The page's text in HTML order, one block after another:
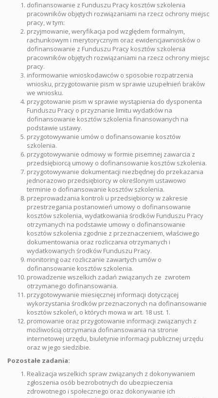
dofinansowanie z Funduszu Pracy kosztów szkolenia
pracowników objętych rozwiązaniami na rzecz ochrony miejsc
pracy, w tym:
przyjmowanie, weryfikacja pod względem formalnym,
rachunkowym i merytorycznym oraz ewidencjawniosków o
dofinansowanie z Funduszu Pracy kosztów szkolenia
pracowników objętych rozwiązaniami na rzecz ochrony miejsc
pracy.
informowanie wnioskodawców o sposobie rozpatrzenia
wniosku, przygotowanie pism w sprawie uzupełnień braków
we wniosku.
przygotowanie pism w sprawie wystąpienia do dysponenta
Funduszu Pracy o przyznanie limitu wydatków na
dofinansowanie kosztów szkolenia finansowanych na
podstawie ustawy.
przygotowywanie umów o dofinansowanie kosztów
szkolenia.
przygotowywanie odmowy w formie pisemnej zawarcia z
przedsiębiorcą umowy o dofinansowanie kosztów szkolenia.
przygotowywanie dokumentacji niezbędnej do przekazania
jednorazowo przedsiębiorcy w określonym ustawowo
terminie o dofinansowanie kosztów szkolenia.
przeprowadzania kontroli u przedsiębiorcy w zakresie
przestrzegania postanowień umowy o dofinansowanie
kosztów szkolenia, wydatkowania środków Funduszu Pracy
otrzymanych na podstawie umowy o dofinansowanie
kosztów szkolenia zgodnie z przeznaczeniem, właściwego
dokumentowania oraz rozliczania otrzymanych i
wydatkowanych środków Funduszu Pracy.
monitoring oaz rozliczanie zawartych umów o
dofinansowanie kosztów szkolenia.
prowadzenie wszelkich zadań związanych ze zwrotem
otrzymanego dofinansowania.
przygotowywanie miesięcznej informacji dotyczącej
wykorzystania środków przeznaczonych na dofinansowanie
kosztów szkoleń, o których mowa w art. 18 ust. 1.
promowanie oraz przygotowanie informacji związanych z
możliwością otrzymania dofinansowania na stronie
internetowej urzędu, biuletynie informacji publicznej urzędu
oraz w jego siedzibie.
Pozostałe zadania:
Realizacja wszelkich spraw związanych z dokonywaniem
zgłoszenia osób bezrobotnych do ubezpieczenia
zdrowotnego i społecznego oraz dokonywanie ich